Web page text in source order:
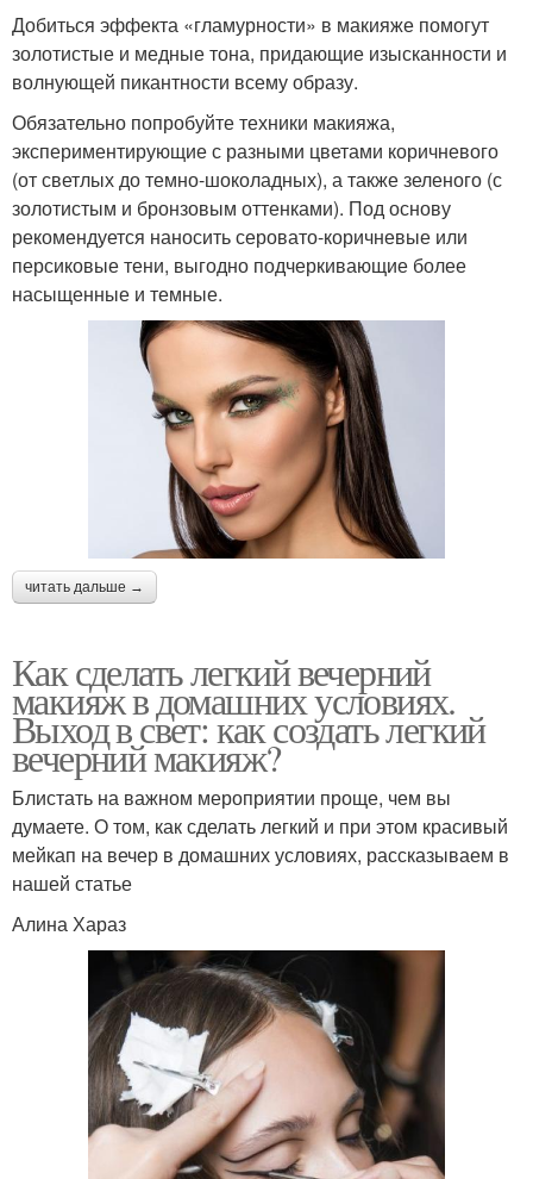
Добиться эффекта «гламурности» в макияже помогут
золотистые и медные тона, придающие изысканности и
волнующей пикантности всему образу.
Обязательно попробуйте техники макияжа,
экспериментирующие с разными цветами коричневого
(от светлых до темно-шоколадных), а также зеленого (с
золотистым и бронзовым оттенками). Под основу
рекомендуется наносить серовато-коричневые или
персиковые тени, выгодно подчеркивающие более
насыщенные и темные.
читать дальше →
Как сделать легкий вечерний
макияж в домашних условиях.
Выход в свет: как создать легкий
вечерний макияж?
Блистать на важном мероприятии проще, чем вы
думаете. О том, как сделать легкий и при этом красивый
мейкап на вечер в домашних условиях, рассказываем в
нашей статье
Алина Хараз